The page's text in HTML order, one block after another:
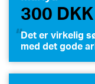
300 DKK
Det er virkelig
med det gode